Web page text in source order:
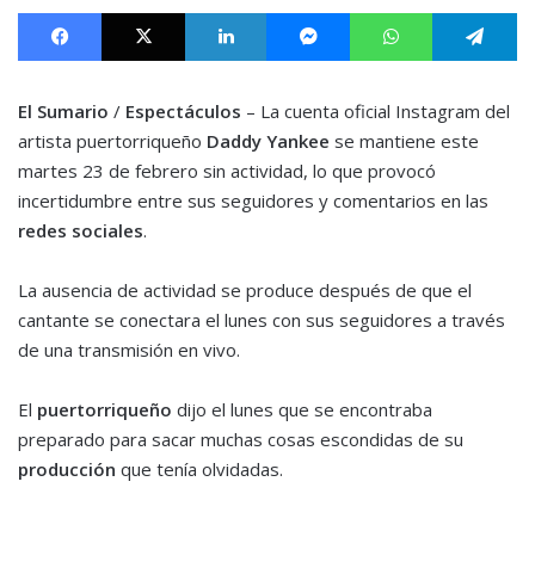
Facebook X LinkedIn MessengerWhatsApp
El Sumario / Espectáculos – La cuenta oficial Instagram del
artista puertorriqueño Daddy Yankee se mantiene este
martes 23 de febrero sin actividad, lo que provocó
incertidumbre entre sus seguidores y comentarios en las
redes sociales.
La ausencia de actividad se produce después de que el
cantante se conectara el lunes con sus seguidores a través
de una transmisión en vivo.
El puertorriqueño dijo el lunes que se encontraba
preparado para sacar muchas cosas escondidas de su
producción que tenía olvidadas.